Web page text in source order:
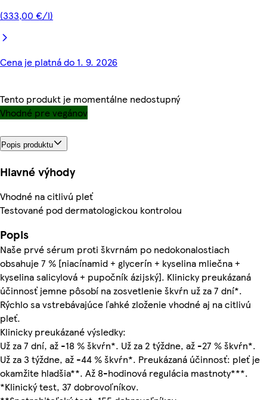
(333,00 €/l)
Cena je platná do 1. 9. 2026
Tento produkt je momentálne nedostupný
Vhodné pre vegánov
Popis produktu
Hlavné výhody
Vhodné na citlivú pleť
Testované pod dermatologickou kontrolou
Popis
Naše prvé sérum proti škvrnám po nedokonalostiach
obsahuje 7 % [niacínamid + glycerín + kyselina mliečna +
kyselina salicylová + pupočník ázijský]. Klinicky preukázaná
účinnosť jemne pôsobí na zosvetlenie škvŕn už za 7 dní*.
Rýchlo sa vstrebávajúce ľahké zloženie vhodné aj na citlivú
pleť.
Klinicky preukázané výsledky:
Už za 7 dní, až -18 % škvŕn*. Už za 2 týždne, až -27 % škvŕn*.
Už za 3 týždne, až -44 % škvŕn*. Preukázaná účinnosť: pleť je
okamžite hladšia**. Až 8-hodinová regulácia mastnoty***.
*Klinický test, 37 dobrovoľníkov.